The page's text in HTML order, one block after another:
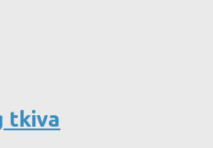
tkiva